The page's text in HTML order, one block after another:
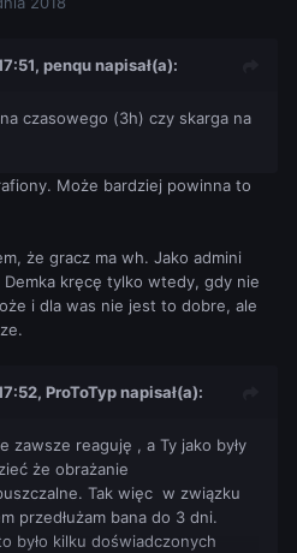
penqunapisał(a):
czasowego (3h) czy skarga na
Może bardziej powinna to
że gracz ma wh. Jako admini
kręcę tylko wtedy, gdy nie
i dla was nie jest to dobre, ale
ProToTypnapisał(a):
zawsze reaguję , a Ty jako były
że obrażanie
Tak więc w związku
przedłużam bana do 3 dni.
było kilku doświadczonych